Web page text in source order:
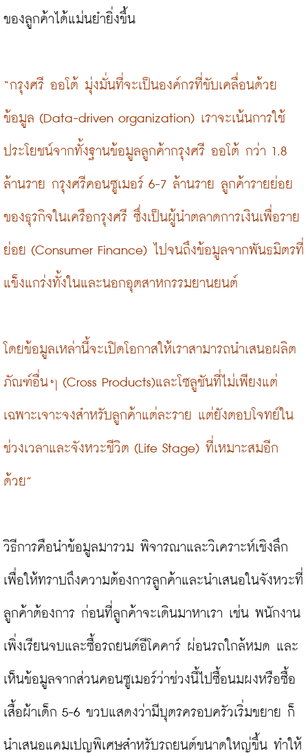
ของลูกค้าได้แม่นยำยิ่งขึ้น
“กรุงศรี ออโต้ มุ่งมั่นที่จะเป็นองค์กรที่ขับเคลื่อนด้วย
ข้อมูล (Data-driven organization) เราจะเน้นการใช้
ประโยชน์จากทั้งฐานข้อมูลลูกค้ากรุงศรี ออโต้ กว่า 1.8
ล้านราย กรุงศรีคอนซูเมอร์ 6-7 ล้านราย ลูกค้ารายย่อย
ของธุรกิจในเครือกรุงศรี ซึ่งเป็นผู้นำตลาดการเงินเพื่อราย
ย่อย (Consumer Finance) ไปจนถึงข้อมูลจากพันธมิตรที่
แข็งแกร่งทั้งในและนอกอุตสาหกรรมยานยนต์
โดยข้อมูลเหล่านี้จะเปิดโอกาสให้เราสามารถนำเสนอผลิต
ภัณฑ์อื่นๆ (Cross Products)และโซลูชันที่ไม่เพียงแต่
เฉพาะเจาะจงสำหรับลูกค้าแต่ละราย แต่ยังตอบโจทย์ใน
ช่วงเวลาและจังหวะชีวิต (Life Stage) ที่เหมาะสมอีก
ด้วย”
วิธีการคือนำข้อมูลมารวม พิจารณาและวิเคราะห์เชิงลึก
เพื่อให้ทราบถึงความต้องการลูกค้าและนำเสนอในจังหวะที่
ลูกค้าต้องการ ก่อนที่ลูกค้าจะเดินมาหาเรา เช่น พนักงาน
เพิ่งเรียนจบและซื้อรถยนต์อีโคคาร์ ผ่อนรถใกล้หมด และ
เห็นข้อมูลจากส่วนคอนซูเมอร์ว่าช่วงนี้ไปซื้อนมผงหรือซื้อ
เสื้อผ้าเด็ก 5-6 ขวบแสดงว่ามีบุตรครอบครัวเริ่มขยาย ก็
นำเสนอแคมเปญพิเศษสำหรับรถยนต์ขนาดใหญ่ขึ้น ทำให้